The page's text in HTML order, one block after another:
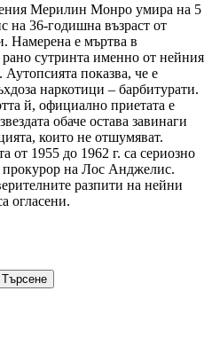
Мерилин Монро умира на 5
на 36-годишна възраст от
Намерена е мъртва в
сутринта именно от нейния
показва, че е
наркотици – барбитурати.
й, официално приетата е
обаче остава завинаги
които не отшумяват.
от 1955 до 1962 г. са сериозно
прокурор на Лос Анджелис.
разпити на нейни
огласени.
Търсене